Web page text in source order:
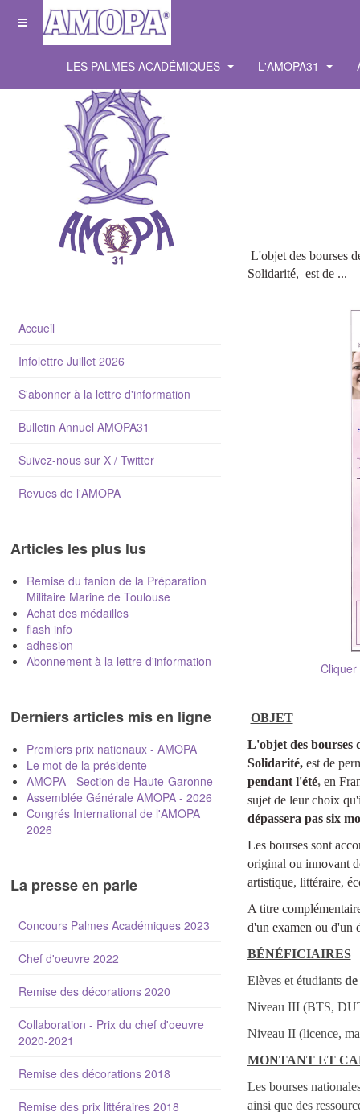
LES PALMES ACADÉMIQUES L'AMOPA31
L'objet des bourses
Solidarité, est de ...
OBJET
L'objet des bourses
Solidarité, est de
pendant l'été, en
sujet de leur choix
dépassera pas six
Les bourses sont
original ou innovant
artistique, littéraire,
A titre
d'un examen ou d'un
BÉNÉFICIAIRES
Elèves et étudiants de
Niveau
Niveau II (licence,
MONTANT ET
Les bourses
ainsi que des
Accueil
Infolettre Juillet 2026
S'abonner à la lettre d'information
Bulletin Annuel AMOPA31
Suivez-nous sur X / Twitter
Revues de l'AMOPA
Articles les plus lus
Remise du fanion de la Préparation
Militaire Marine de Toulouse
Achat des médailles
flash info
adhesion
Abonnement à la lettre d'information
Derniers articles mis en ligne
Premiers prix nationaux - AMOPA
Le mot de la présidente
AMOPA - Section de Haute-Garonne
Assemblée Générale AMOPA - 2026
Congrés International de l'AMOPA
2026
La presse en parle
Concours Palmes Académiques 2023
Chef d'oeuvre 2022
Remise des décorations 2020
Collaboration - Prix du chef d'oeuvre
2020-2021
Remise des décorations 2018
Remise des prix littéraires 2018